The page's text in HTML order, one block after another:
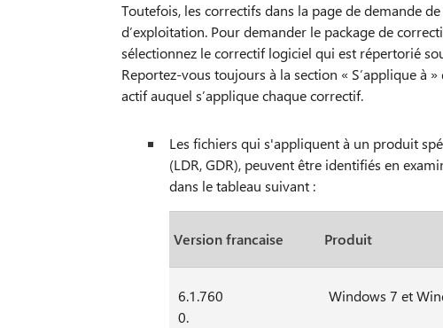
Toutefois, les correctifs dans la page de demande
d’exploitation. Pour demander le package de
sélectionnez le correctif logiciel qui est répertorié
Reportez-vous toujours à la section « S’applique à
actif auquel s’applique chaque correctif.
Les fichiers qui s'appliquent à un produit
(LDR, GDR), peuvent être identifiés en
dans le tableau suivant :
Version francaise Produit
6.1.760
0.
Windows 7 et